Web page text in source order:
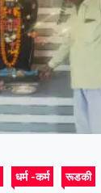
धर्म -कर्म रूडकी